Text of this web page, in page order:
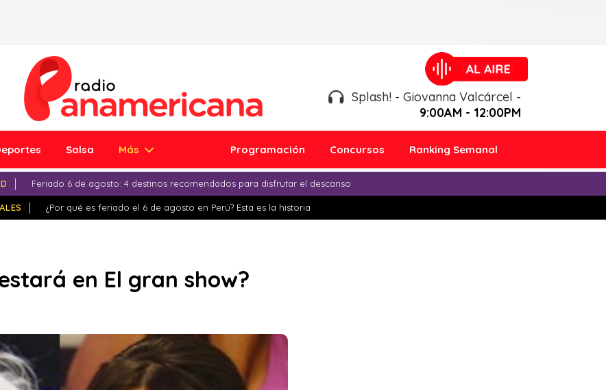
Splash! - Giovanna Valcárcel -
9:00AM - 12:00PM
Salsa Más Programación Concursos Ranking Semanal
Feriado 6 de agosto: 4 destinos recomendados para disfrutar el descanso
¿Por qué es feriado el 6 de agosto en Perú? Esta es la historia
en El gran show?